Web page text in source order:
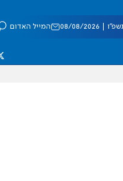
08/2026 המייל האדום